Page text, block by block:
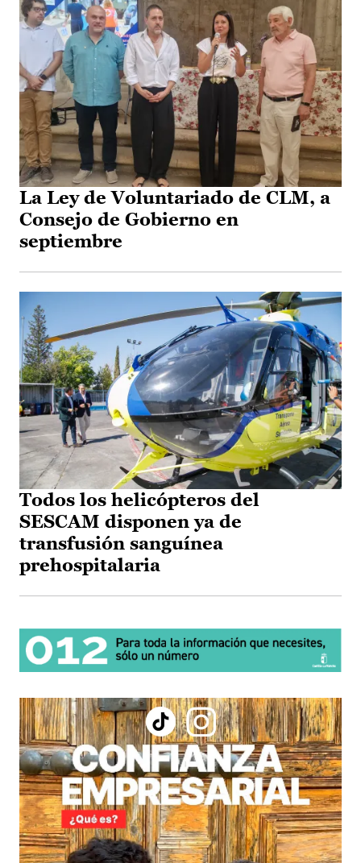
La Ley de Voluntariado de CLM, a
Consejo de Gobierno en
septiembre
Todos los helicópteros del
SESCAM disponen ya de
transfusión sanguínea
prehospitalaria